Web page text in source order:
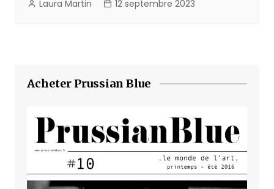
Laura Martin 12 septembre 2023
Acheter Prussian Blue